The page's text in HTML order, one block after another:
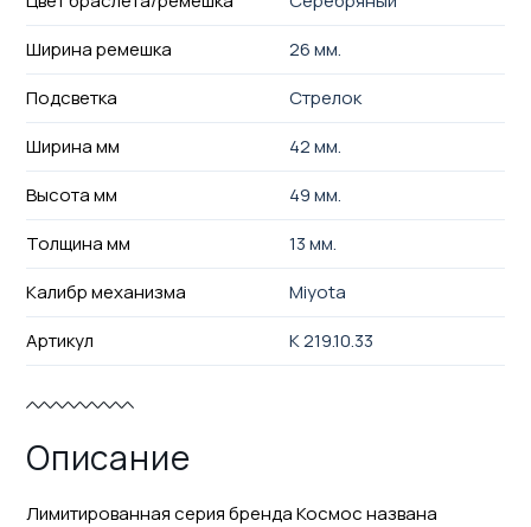
Ширина ремешка
26 мм.
Подсветка
Стрелок
Ширина мм
42 мм.
Высота мм
49 мм.
Толщина мм
13 мм.
Калибр механизма
Miyota
Артикул
K 219.10.33
Описание
Лимитированная серия бренда Космос названа